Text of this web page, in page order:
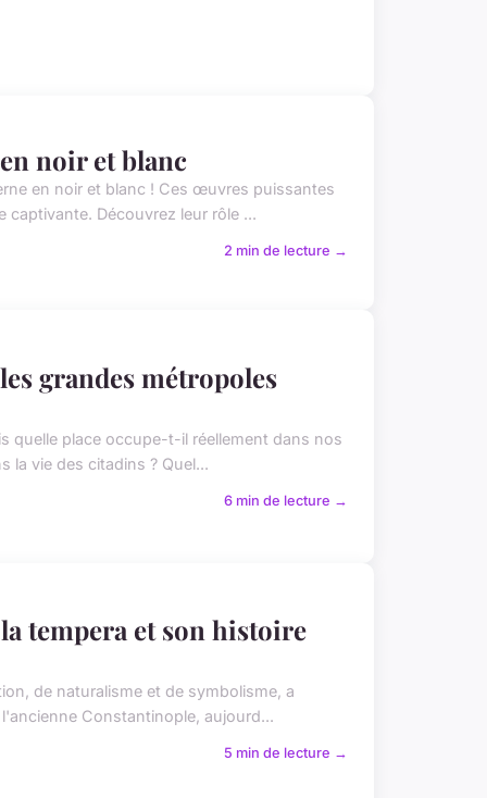
noir et blanc
en noir et blanc ! Ces œuvres puissantes
Découvrez leur rôle ...
2 min de lecture →
grandes métropoles
quelle place occupe-t-il réellement dans nos
la vie des citadins ? Quel...
6 min de lecture →
tempera et son histoire
de naturalisme et de symbolisme, a
Constantinople, aujourd...
5 min de lecture →